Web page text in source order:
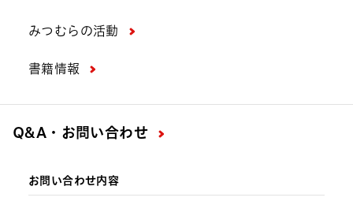
みつむらの活動
書籍情報
Q&A・お問い合わせ
お問い合わせ内容